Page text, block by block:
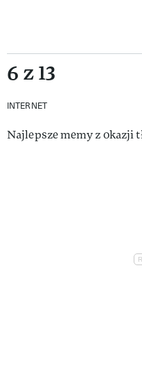
6 z 13
INTERNET
Najlepsze memy z okazji